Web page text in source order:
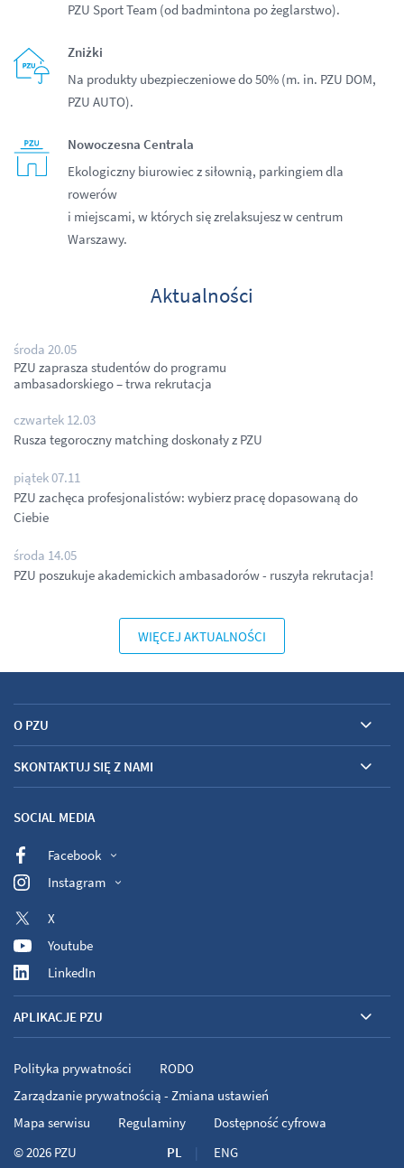
PZU Sport Team (od badmintona po żeglarstwo).
Zniżki
Na produkty ubezpieczeniowe do 50% (m. in. PZU DOM,
PZU AUTO).
Nowoczesna Centrala
Ekologiczny biurowiec z siłownią, parkingiem dla
rowerów
i miejscami, w których się zrelaksujesz w centrum
Warszawy.
Aktualności
środa 20.05
PZU zaprasza studentów do programu
ambasadorskiego – trwa rekrutacja
czwartek 12.03
Rusza tegoroczny matching doskonały z PZU
piątek 07.11
PZU zachęca profesjonalistów: wybierz pracę dopasowaną do
Ciebie
środa 14.05
PZU poszukuje akademickich ambasadorów - ruszyła rekrutacja!
WIĘCEJ AKTUALNOŚCI
O PZU
SKONTAKTUJ SIĘ Z NAMI
SOCIAL MEDIA
Facebook
Instagram
X
Youtube
LinkedIn
APLIKACJE PZU
PL ENG
Polityka prywatności
RODO
Zarządzanie prywatnością - Zmiana ustawień
Mapa serwisu
Regulaminy
Dostępność cyfrowa
© 2026 PZU